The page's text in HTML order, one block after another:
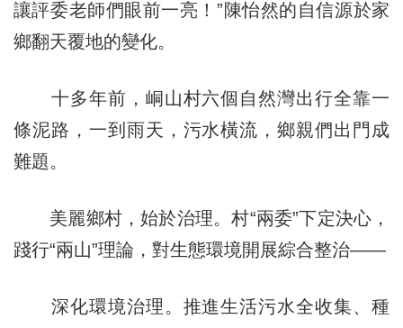
讓評委老師們眼前一亮！”陳怡然的自信源於家
鄉翻天覆地的變化。
十多年前，峒山村六個自然灣出行全靠一
條泥路，一到雨天，污水橫流，鄉親們出門成
難題。
美麗鄉村，始於治理。村“兩委”下定決心，
踐行“兩山”理論，對生態環境開展綜合整治——
深化環境治理。推進生活污水全收集、種